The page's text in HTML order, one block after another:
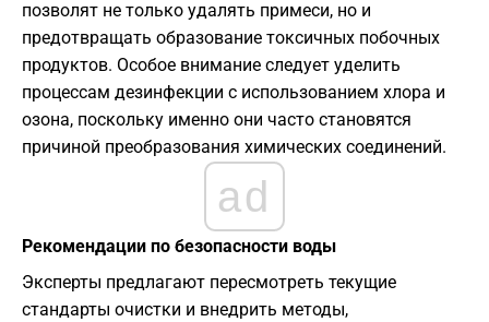
позволят не только удалять примеси, но и
предотвращать образование токсичных побочных
продуктов. Особое внимание следует уделить
процессам дезинфекции с использованием хлора и
озона, поскольку именно они часто становятся
причиной преобразования химических соединений.
ad
Рекомендации по безопасности воды
Эксперты предлагают пересмотреть текущие
стандарты очистки и внедрить методы,